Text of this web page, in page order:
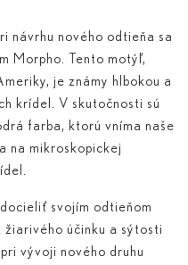
návrhu nového odtieňa sa
Morpho. Tento motýľ,
je známy hlbokou a
krídel. V skutočnosti sú
farba, ktorú vníma naše
na mikroskopickej
svojím odtieňom
účinku a sýtosti
vývoji nového druhu